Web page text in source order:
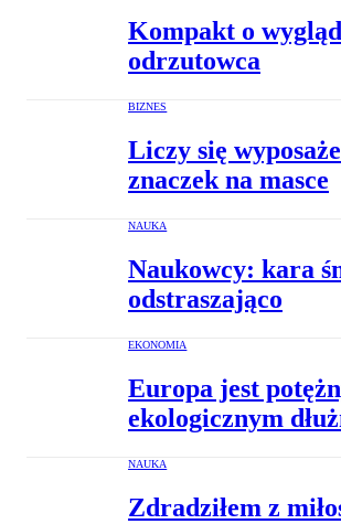
Kompakt o
odrzutowca
BIZNES
Liczy się
znaczek na masce
NAUKA
Naukowcy: kara
odstraszająco
EKONOMIA
Europa jest
ekologicznym
NAUKA
Zdradziłem z